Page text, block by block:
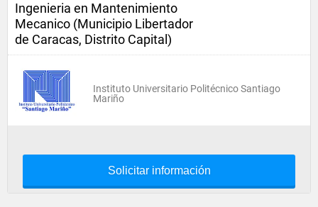
Ingenieria en Mantenimiento
Mecanico (Municipio Libertador
de Caracas, Distrito Capital)
Instituto Universitario Politécnico Santiago
Mariño
Solicitar información